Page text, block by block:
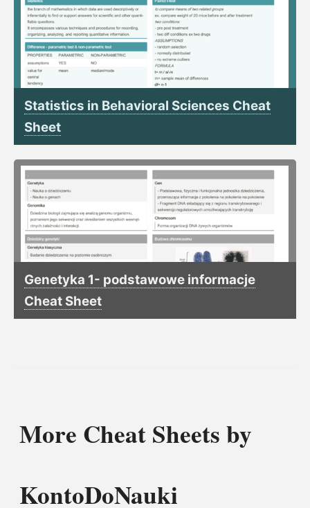
Statistics in Behavioral Sciences Cheat
Sheet
Genetyka 1- podstawowe informacje
Cheat Sheet
More Cheat Sheets by
KontoDoNauki